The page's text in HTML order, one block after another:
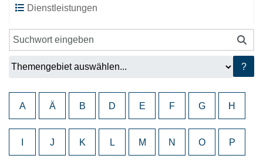
Dienstleistungen
?
A Ä B D E F G H
J K L M N O P